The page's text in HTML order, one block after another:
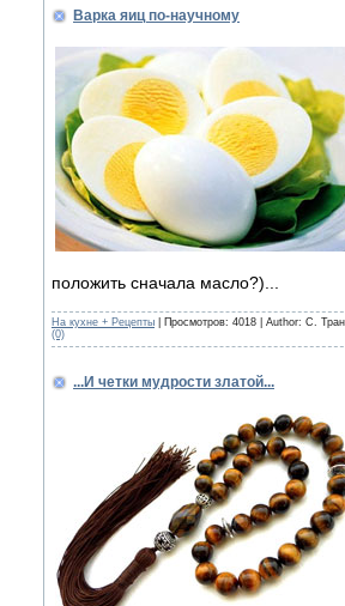
Варка яиц по-научному
положить сначала масло?)...
На кухне + Рецепты | Просмотров: 4018 | Author: С.
(0)
...И четки мудрости златой...